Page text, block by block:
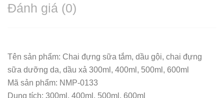
Đánh giá (0)
Tên sản phẩm: Chai đựng sữa tắm, dầu gội, chai đựng
sữa dưỡng da, dầu xả 300ml, 400ml, 500ml, 600ml
Mã sản phẩm: NMP-0133
Dung tích: 300ml, 400ml, 500ml, 600ml